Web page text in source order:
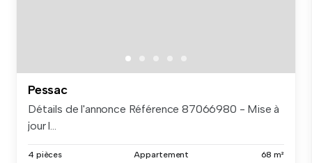
Pessac
Détails de l'annonce Référence 87066980 - Mise à
jour l...
4 pièces Appartement 68 m²